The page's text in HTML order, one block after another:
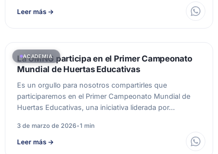
Leer más →
ACADEMIA
La UMNG participa en el Primer Campeonato
Mundial de Huertas Educativas
Es un orgullo para nosotros compartirles que
participaremos en el Primer Campeonato Mundial de
Huertas Educativas, una iniciativa liderada por…
3 de marzo de 2026•1 min
Leer más →